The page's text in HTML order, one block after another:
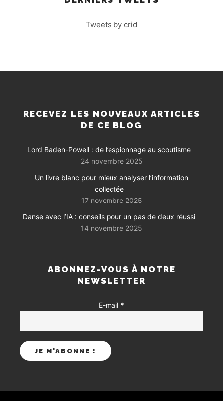
Tweets by crid
RECEVEZ LES NOUVEAUX ARTICLES
DE CE BLOG
Lord Baden-Powell : de l’espionnage au scoutisme
24 novembre 2025
Un livre blanc pour mieux analyser l’information
collectée
17 novembre 2025
Danse avec l’IA : conseils pour un pas de deux réussi
14 novembre 2025
ABONNEZ-VOUS À NOTRE
NEWSLETTER
E-mail *